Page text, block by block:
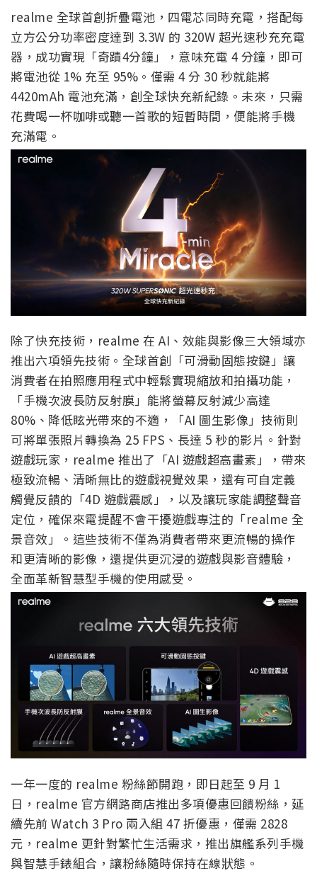
realme 全球首創折疊電池，四電芯同時充電，搭配每
立方公分功率密度達到 3.3W 的 320W 超光速秒充充電
器，成功實現「奇蹟4分鐘」，意味充電 4 分鐘，即可
將電池從 1% 充至 95%。僅需 4 分 30 秒就能將
4420mAh 電池充滿，創全球快充新紀錄。未來，只需
花費喝一杯咖啡或聽一首歌的短暫時間，便能將手機
充滿電。
除了快充技術，realme 在 AI、效能與影像三大領域亦
推出六項領先技術。全球首創「可滑動固態按鍵」讓
消費者在拍照應用程式中輕鬆實現縮放和拍攝功能，
「手機次波長防反射膜」能將螢幕反射減少高達
80%、降低眩光帶來的不適，「AI 圖生影像」技術則
可將單張照片轉換為 25 FPS、長達 5 秒的影片。針對
遊戲玩家，realme 推出了「AI 遊戲超高畫素」，帶來
極致流暢、清晰無比的遊戲視覺效果，還有可自定義
觸覺反饋的「4D 遊戲震感」，以及讓玩家能調整聲音
定位，確保來電提醒不會干擾遊戲專注的「realme 全
景音效」。這些技術不僅為消費者帶來更流暢的操作
和更清晰的影像，還提供更沉浸的遊戲與影音體驗，
全面革新智慧型手機的使用感受。
一年一度的 realme 粉絲節開跑，即日起至 9 月 1
日，realme 官方網路商店推出多項優惠回饋粉絲，延
續先前 Watch 3 Pro 兩入組 47 折優惠，僅需 2828
元，realme 更針對繁忙生活需求，推出旗艦系列手機
與智慧手錶組合，讓粉絲隨時保持在線狀態。